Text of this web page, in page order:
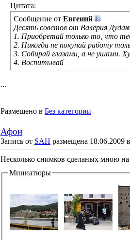
Цитата:
Сообщение от Евгений
Десять советов от Валерия
1. Приобретай только то, что
2. Никогда не покупай работу
3. Собирай глазами, а не ушами.
4. Воспитывай
...
Размещено в Без категории
Афон
Запись от SAH размещена 18.06.2009
Несколько снимков сделаных мною
Миниатюры